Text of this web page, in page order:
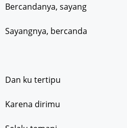
Bercandanya, sayang
Sayangnya, bercanda
Dan ku tertipu
Karena dirimu